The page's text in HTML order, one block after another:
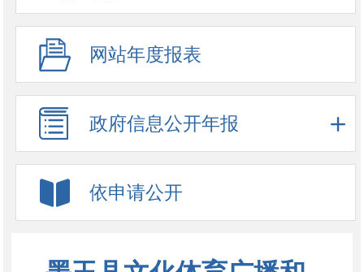
网站年度报表
政府信息公开年报
依申请公开